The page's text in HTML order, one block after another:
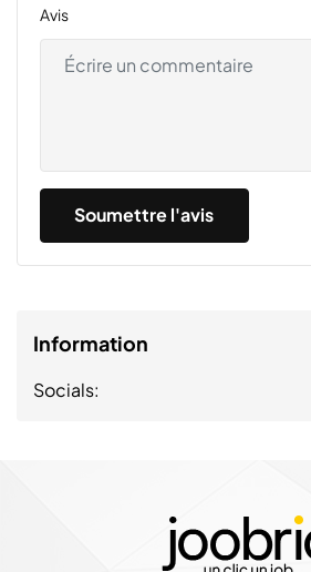
Avis
Information
Socials: